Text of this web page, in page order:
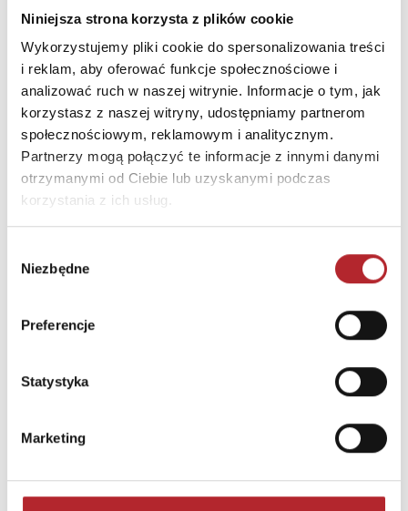
Niniejsza strona korzysta z plików cookie
Wykorzystujemy pliki cookie do spersonalizowania treści
i reklam, aby oferować funkcje społecznościowe i
analizować ruch w naszej witrynie. Informacje o tym, jak
korzystasz z naszej witryny, udostępniamy partnerom
społecznościowym, reklamowym i analitycznym.
Partnerzy mogą połączyć te informacje z innymi danymi
otrzymanymi od Ciebie lub uzyskanymi podczas
korzystania z ich usług.
zgody
Niezbędne
Preferencje
Statystyka
Marketing
Miasto
Warszawa
E-mail
biuro@gwfoksal.pl
INNI KLIENCI KUPOWALI